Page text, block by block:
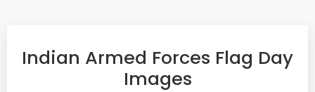
Indian Armed Forces Flag Day
Images